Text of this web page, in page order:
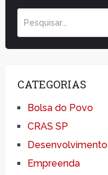
CATEGORIAS
Bolsa do Povo
CRAS SP
Desenvolvimento
Empreenda